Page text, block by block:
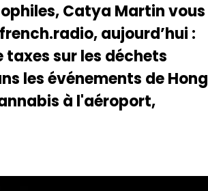
Catya Martin vous
aujourd’hui :
taxes sur les déchets
les événements de Hong
à l'aéroport,